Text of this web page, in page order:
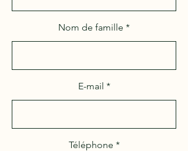
Nom de famille
E-mail
Téléphone